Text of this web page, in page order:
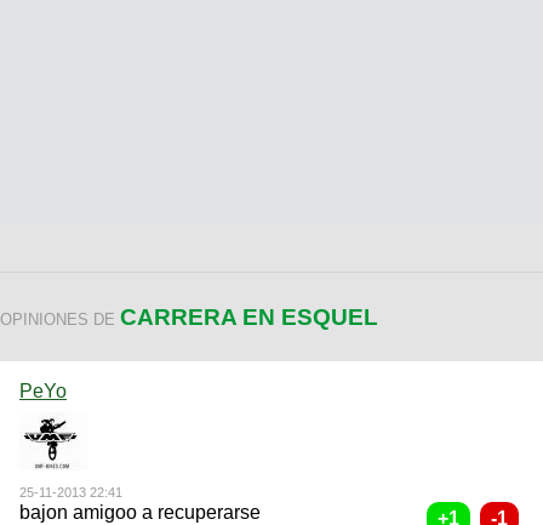
OPINIONES DE CARRERA EN ESQUEL
PeYo
25-11-2013 22:41
bajon amigoo a recuperarse